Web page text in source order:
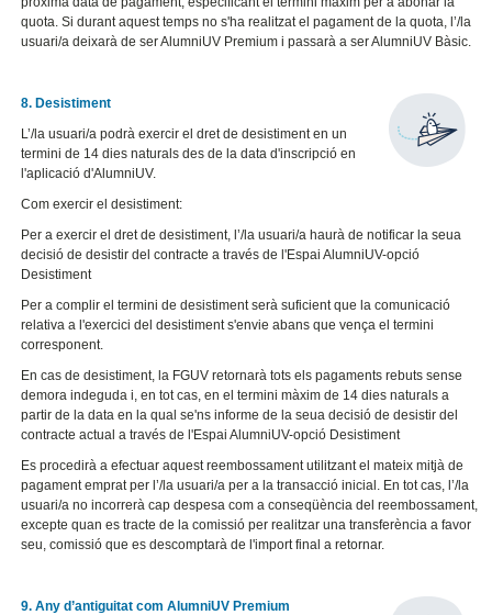
quota. Si durant aquest temps no s'ha realitzat el pagament de la quota, l’/la
usuari/a deixarà de ser AlumniUV Premium i passarà a ser AlumniUV Bàsic.
8. Desistiment
L’/la usuari/a podrà exercir el dret de desistiment en un
termini de 14 dies naturals des de la data d'inscripció en
l'aplicació d'AlumniUV.
Com exercir el desistiment:
Per a exercir el dret de desistiment, l’/la usuari/a haurà de notificar la seua
decisió de desistir del contracte a través de l'Espai AlumniUV-opció
Desistiment
Per a complir el termini de desistiment serà suficient que la comunicació
relativa a l'exercici del desistiment s'envie abans que vença el termini
corresponent.
En cas de desistiment, la FGUV retornarà tots els pagaments rebuts sense
demora indeguda i, en tot cas, en el termini màxim de 14 dies naturals a
partir de la data en la qual se'ns informe de la seua decisió de desistir del
contracte actual a través de l'Espai AlumniUV-opció Desistiment
Es procedirà a efectuar aquest reembossament utilitzant el mateix mitjà de
pagament emprat per l’/la usuari/a per a la transacció inicial. En tot cas, l’/la
usuari/a no incorrerà cap despesa com a conseqüència del reembossament,
excepte quan es tracte de la comissió per realitzar una transferència a favor
seu, comissió que es descomptarà de l'import final a retornar.
9. Any d’antiguitat com AlumniUV Premium